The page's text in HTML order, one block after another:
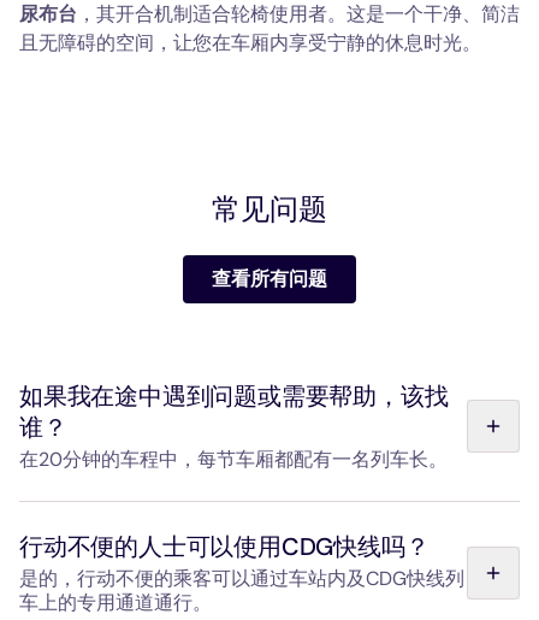
尿布台 ，其开合机制适合轮椅使用者。这是一个干净、简洁
且无障碍的空间，让您在车厢内享受宁静的休息时光。
常见问题
查看所有问题
如果我在途中遇到问题或需要帮助，该找
谁？
在20分钟的车程中，每节车厢都配有一名列车长。
您安置随身物品，并在整个行程中解答您的疑问。 此外，
每天从首班车到末班车，东站和巴黎戴高乐机场均设有接待
专员为您服务。
行动不便的人士可以使用CDG快线吗？
是的，行动不便的乘客可以通过车站内及CDG快线列
车上的专用通道通行。